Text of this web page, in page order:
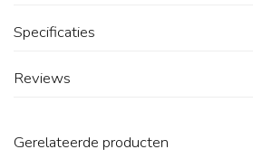
Specificaties
Reviews
Gerelateerde producten